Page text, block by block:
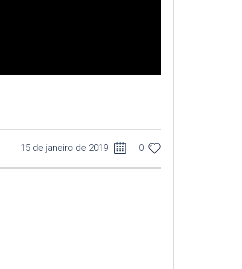
15 de janeiro de 2019 0